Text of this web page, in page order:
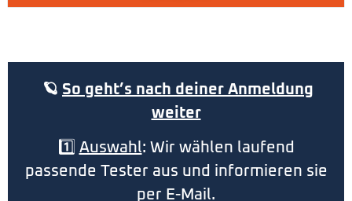
🪐 So geht’s nach deiner Anmeldung
weiter
1️⃣ Auswahl: Wir wählen laufend
passende Tester aus und informieren sie
per E-Mail.